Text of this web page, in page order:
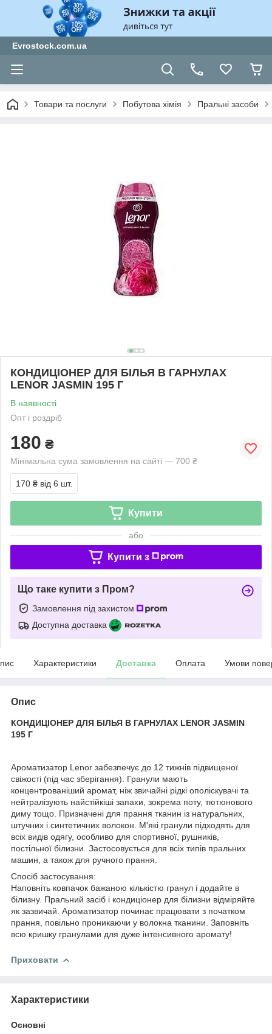
Evrostock.com.ua
Товари та послуги Побутова хімія Пральні засоби
КОНДИЦІОНЕР ДЛЯ БІЛЬЯ В ГАРНУЛАХ
LENOR JASMIN 195 Г
В наявності
Опт і роздріб
180 ₴
Мінімальна сума замовлення на сайті — 700 ₴
170 ₴ від 6 шт.
Купити
або
Купити з
Що таке купити з Пром?
Замовлення під захистом
Доступна доставка
Характеристики Доставка Оплата Умови
Опис
КОНДИЦІОНЕР ДЛЯ БІЛЬЯ В ГАРНУЛАХ LENOR JASMIN
195 Г
Ароматизатор Lenor забезпечує до 12 тижнів підвищеної
свіжості (під час зберігання). Гранули мають
концентрованіший аромат, ніж звичайні рідкі ополіскувачі та
нейтралізують найстійкіші запахи, зокрема поту, тютюнового
диму тощо. Призначені для прання тканин із натуральних,
штучних і синтетичних волокон. М'які гранули підходять для
всіх видів одягу, особливо для спортивної, рушників,
постільної білизни. Застосовується для всіх типів пральних
машин, а також для ручного прання.
Спосіб застосування:
Наповніть ковпачок бажаною кількістю гранул і додайте в
білизну. Пральний засіб і кондиціонер для білизни відміряйте
як зазвичай. Ароматизатор починає працювати з початком
прання, повільно проникаючи у волокна тканини. Заповніть
всю кришку гранулами для дуже інтенсивного аромату!
Приховати
Характеристики
Основні